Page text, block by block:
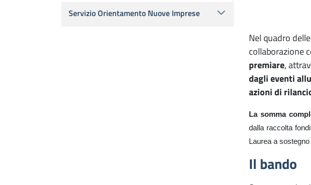
Nel quadro
collaborazione
premiare,
dagli eventi
azioni di
La somma
dalla raccolta
Laurea a
Il bando
Servizio Orientamento Nuove Imprese